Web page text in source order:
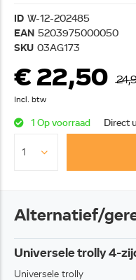
ID W-12-202485
EAN 5203975000050
SKU 03AG173
€ 22,50
Incl. btw
1 Op voorraad Direct
Alternatief/
Universele trolly 4-
Universele trolly